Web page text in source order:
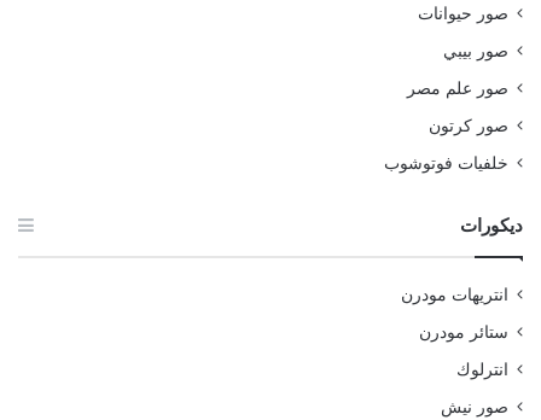
صور حيوانات
صور بيبي
صور علم مصر
صور كرتون
خلفيات فوتوشوب
ديكورات
انتريهات مودرن
ستائر مودرن
انترلوك
صور نيش